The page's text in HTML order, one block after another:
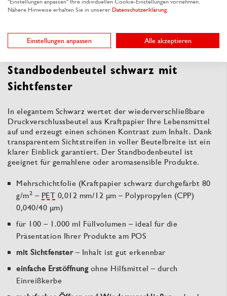
Produktbeschreibung
Standbodenbeutel schwarz mit
Sichtfenster
In elegantem Schwarz wertet der wiederverschließbare
Druckverschlussbeutel aus Kraftpapier Ihre Lebensmittel
auf und erzeugt einen schönen Kontrast zum Inhalt. Dank
transparentem Sichtstreifen in voller Beutelbreite ist ein
klarer Einblick garantiert. Der Standbodenbeutel ist
geeignet für gemahlene oder aromasensible Produkte.
Mehrschichtfolie (Kraftpapier schwarz durchgefärbt 80
g/m2 – PET 0,012 mm/12 µm – Polypropylen (CPP)
0,040/40 µm)
für 100 – 1.000 ml Füllvolumen – ideal für die
Präsentation Ihrer Produkte am POS
mit Sichtfenster– Inhalt ist gut erkennbar
einfache Erstöffnungohne Hilfsmittel – durch
Einreißkerbe
"Einstellungen anpassen" Ihre individuellen Cookie-Einstellungen vornehmen.
Nähere Hinweise erhalten Sie in unserer Datenschutzerklärung.
Einstellungen anpassen Alle akzeptieren